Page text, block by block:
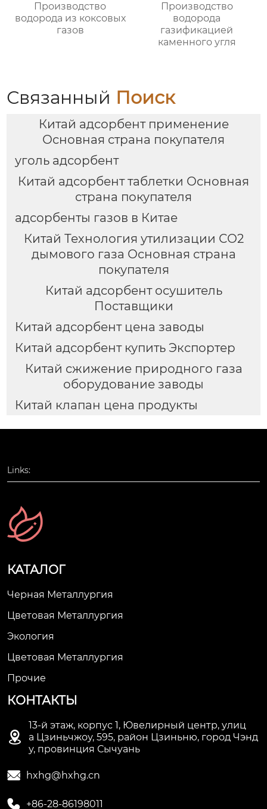
Производство
водорода из коксовых
газов
Производство
водорода
газификацией
каменного угля
Связанный Поиск
Китай адсорбент применение
Основная страна покупателя
уголь адсорбент
Китай адсорбент таблетки Основная
страна покупателя
адсорбенты газов в Китае
Китай Технология утилизации СО2
дымового газа Основная страна
покупателя
Китай адсорбент осушитель
Поставщики
Китай адсорбент цена заводы
Китай адсорбент купить Экспортер
Китай сжижение природного газа
оборудование заводы
Китай клапан цена продукты
Links:
КАТАЛОГ
Черная Металлургия
Цветовая Металлургия
Экология
Цветовая Металлургия
Прочие
КОНТАКТЫ

13-й этаж, корпус 1, Ювелирный центр, улиц
а Цзиньчжоу, 595, район Цзиньню, город Чэнд
у, провинция Сычуань
 hxhg@hxhg.cn
 +86-28-86198011